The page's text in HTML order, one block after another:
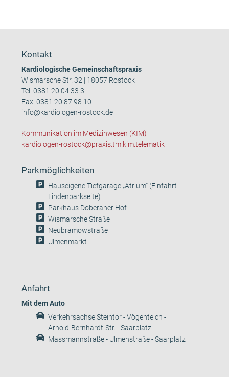
Kontakt
Kardiologische Gemeinschaftspraxis
Wismarsche Str. 32 | 18057 Rostock
Tel:0381 20 04 33 3
Fax: 0381 20 87 98 10
info@kardiologen-rostock.de
Kommunikation im Medizinwesen (KIM)
kardiologen-rostock@praxis.tm.kim.telematik
Parkmöglichkeiten
Hauseigene Tiefgarage „Atrium“ (Einfahrt
Lindenparkseite)
Parkhaus Doberaner Hof
Wismarsche Straße
Neubramowstraße
Ulmenmarkt
Anfahrt
Mit dem Auto
Verkehrsachse Steintor - Vögenteich -
Arnold-Bernhardt-Str. - Saarplatz
Massmannstraße - Ulmenstraße - Saarplatz